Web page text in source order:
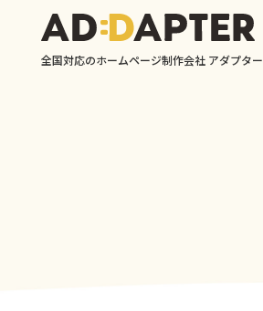
全国対応のホームページ制作会社 アダプター